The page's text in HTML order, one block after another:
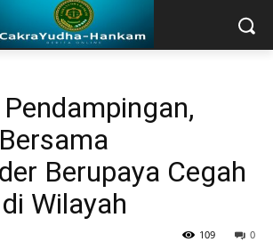
Berupaya Cegah
Wilayah
0
109